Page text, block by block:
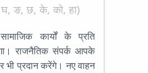
ङ, छ, के, को, हा)
कार्यों के प्रति
राजनैतिक संपर्क आपके
प्रदान करेंगे। नए वाहन